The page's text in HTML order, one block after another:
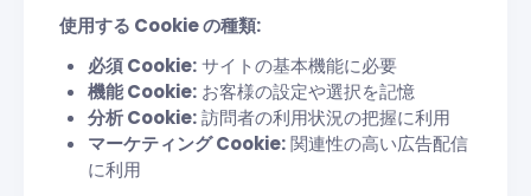
使用する Cookie の種類:
必須 Cookie:サイトの基本機能に必要
機能 Cookie: お客様の設定や選択を記憶
分析 Cookie:訪問者の利用状況の把握に利用
マーケティング Cookie:関連性の高い広告配信
に利用